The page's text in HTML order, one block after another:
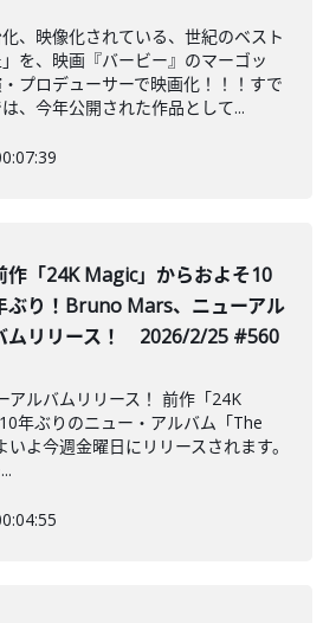
、映像化されている、世紀のベスト
を、映画『バービー』のマーゴッ
プロデューサーで映画化！！！すで
、今年公開された作品として...
作「24K Magic」からおよそ10
ぶり！Bruno Mars、ニューアル
ムリリース！ 2026/2/25 #560
アルバムリリース！ 前作「24K
年ぶりのニュー・アルバム「The
よ今週金曜日にリリースされます。